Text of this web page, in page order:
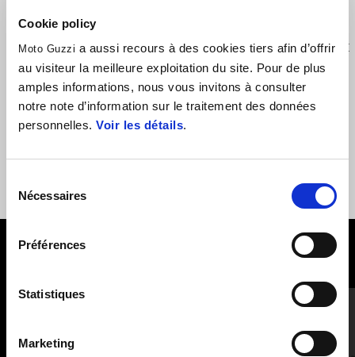
Cookie policy
Moto Guzzi a aussi recours à des cookies tiers afin d’offrir
au visiteur la meilleure exploitation du site. Pour de plus
amples informations, nous vous invitons à consulter
notre note d’information sur le traitement des données
personnelles. Voir les détails.
consentement
Nécessaires
Préférences
Statistiques
Marketing
Tentez le trajet le plus long dans un confort maximal, en utilisant
une selle en composé technique. Cette selle n'affecte pas la
position du siège sur le véhicule.